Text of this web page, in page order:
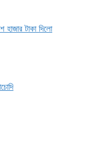
হাজার টাকা দিলো